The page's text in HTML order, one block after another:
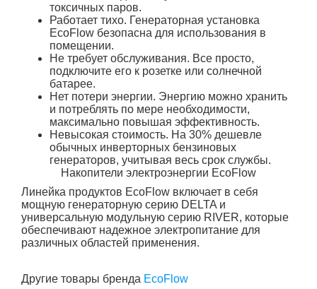
токсичных паров.
Работает тихо. Генераторная установка
EcoFlow безопасна для использования в
помещении.
Не требует обслуживания. Все просто,
подключите его к розетке или солнечной
батарее.
Нет потери энергии. Энергию можно хранить
и потреблять по мере необходимости,
максимально повышая эффективность.
Невысокая стоимость. На 30% дешевле
обычных инверторных бензиновых
генераторов, учитывая весь срок службы.
Накопители электроэнергии EcoFlow
Линейка продуктов EcoFlow включает в себя
мощную генераторную серию DELTA и
универсальную модульную серию RIVER, которые
обеспечивают надежное электропитание для
различных областей применения.
Другие товары бренда EcoFlow